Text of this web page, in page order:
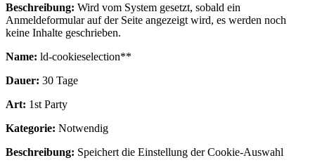
Beschreibung: Wird vom System gesetzt, sobald ein
Anmeldeformular auf der Seite angezeigt wird, es werden noch
keine Inhalte geschrieben.
Name: ld-cookieselection**
Dauer: 30 Tage
Art: 1st Party
Kategorie: Notwendig
Beschreibung: Speichert die Einstellung der Cookie-Auswahl